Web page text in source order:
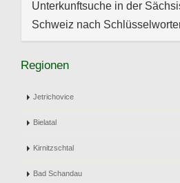
Unterkunftsuche in der
Schweiz nach
Regionen
Jetrichovice
Bielatal
Kirnitzschtal
Bad Schandau